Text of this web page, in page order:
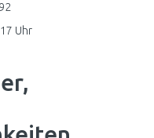
Uhr